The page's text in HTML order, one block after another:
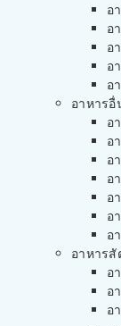
อ
อ
อ
อ
อ
อาหารอื่
อ
อ
อ
อ
อ
อ
อ
อาหารสั
อ
อ
อ